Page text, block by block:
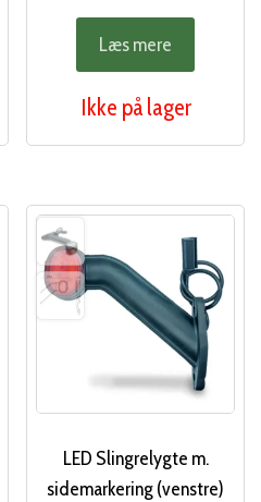
Læs mere
Ikke på lager
LED Slingrelygte m.
sidemarkering (venstre)